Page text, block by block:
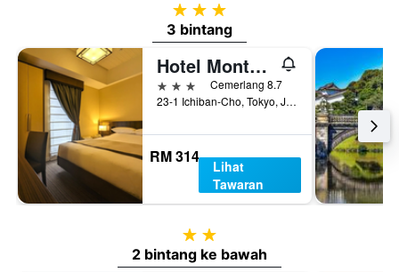
3 bintang
3 bintang
Hotel Monterey Hanzomon
3 bintangCemerlang 8.7
23-1 Ichiban-Cho, Tokyo, Jepun
RM 314
Lihat
Tawaran
2 bintang
2 bintang ke bawah